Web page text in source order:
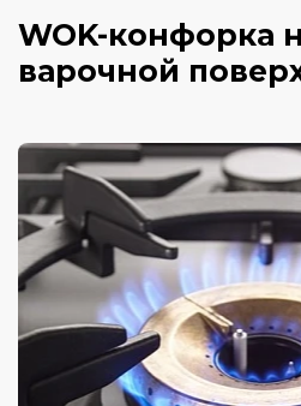
WOK-конфорка
варочной